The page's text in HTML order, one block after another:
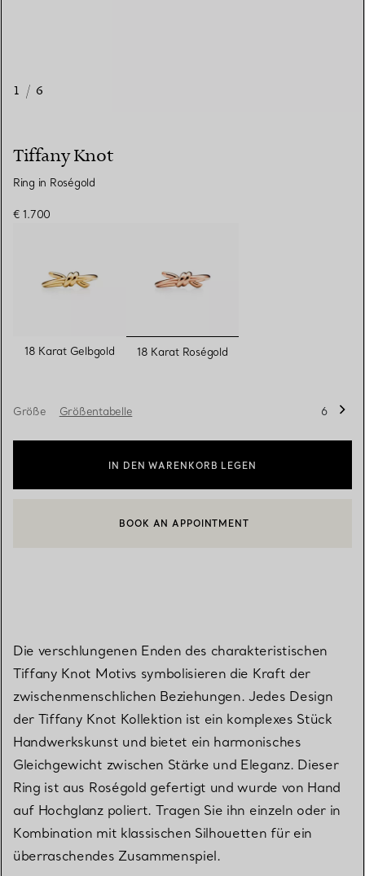
1 / 6
Tiffany Knot
Ring in Roségold
€ 1.700
18 Karat Gelbgold ausgewählt
18 Karat Roségold
Größe Größentabelle 6
IN DEN WARENKORB LEGEN
EINEN KUNDENBERATER KONTAKTIEREN ODER EINEN
BOOK AN APPOINTMENT
Die verschlungenen Enden des charakteristischen
Tiffany Knot Motivs symbolisieren die Kraft der
zwischenmenschlichen Beziehungen. Jedes Design
der Tiffany Knot Kollektion ist ein komplexes Stück
Handwerkskunst und bietet ein harmonisches
Gleichgewicht zwischen Stärke und Eleganz. Dieser
Ring ist aus Roségold gefertigt und wurde von Hand
auf Hochglanz poliert. Tragen Sie ihn einzeln oder in
Kombination mit klassischen Silhouetten für ein
überraschendes Zusammenspiel.